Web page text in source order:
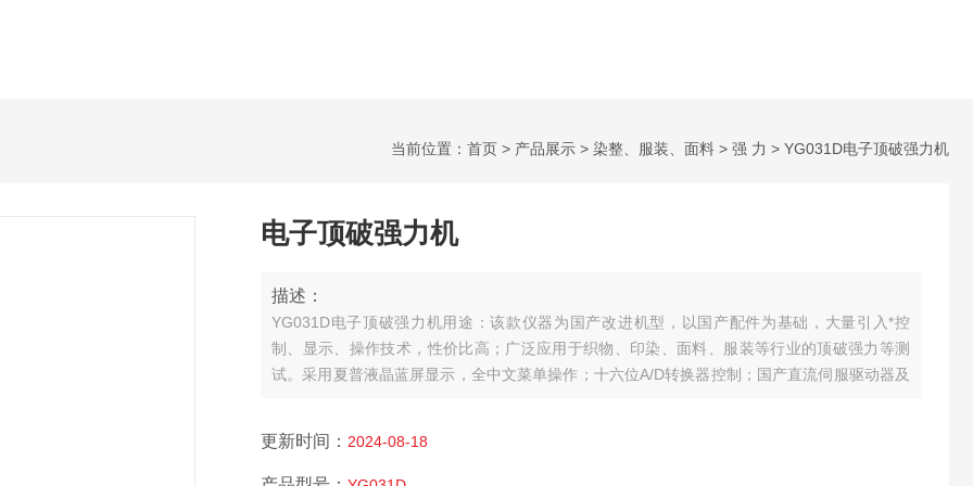
当前位置： 首页 > 产品展示 > 染整、服装、面料 > 强 力 > YG031D电子顶破强力机
电子顶破强力机
描述：
YG031D电子顶破强力机用途：该款仪器为国产改进机型，以国产配件为基础，大量引入*控
制、显示、操作技术，性价比高；广泛应用于织物、印染、面料、服装等行业的顶破强力等测
试。采用夏普液晶蓝屏显示，全中文菜单操作；十六位A/D转换器控制；国产直流伺服驱动器及
更新时间： 2024-08-18